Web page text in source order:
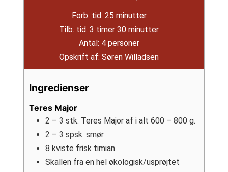
Forb. tid: 25minutter
minutter
Tilb. tid:3 timer
timer 30minutter
minutter
Antal: 4 personer
Opskrift af:Søren Willadsen
Ingredienser
Teres Major
2 – 3 stk. Teres Major af i alt 600 – 800 g.
2 – 3 spsk. smør
8 kviste frisk timian
Skallen fra en hel økologisk/usprøjtet